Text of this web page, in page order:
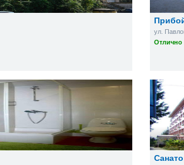
ул.
Отлично